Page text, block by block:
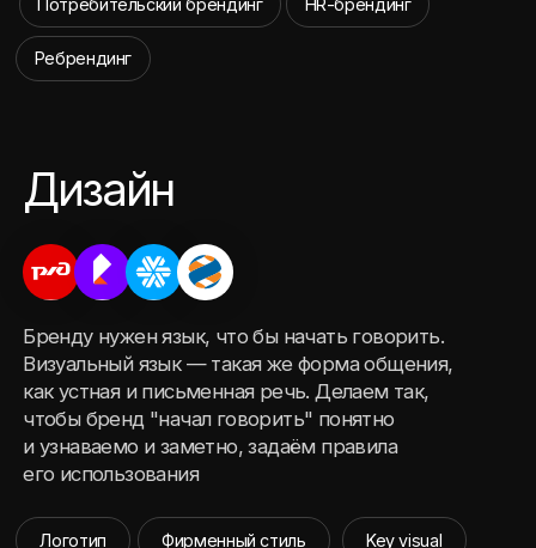
Разработка айдентики
Key visual
Фирменный стиль
Логотип
форматах